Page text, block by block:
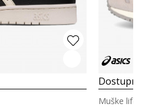
Muške